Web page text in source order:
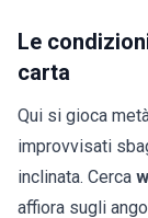
Le
carta
Qui si gioca
improvvisati
inclinata. Cerca
affiora sugli